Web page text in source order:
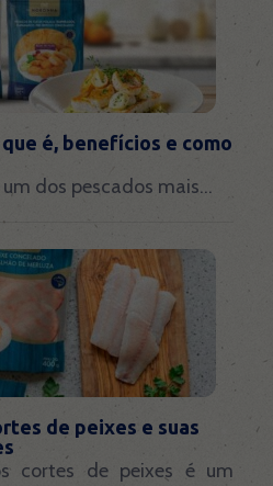
é, benefícios e como
dos pescados mais...
de peixes e suas
cortes de peixes é um